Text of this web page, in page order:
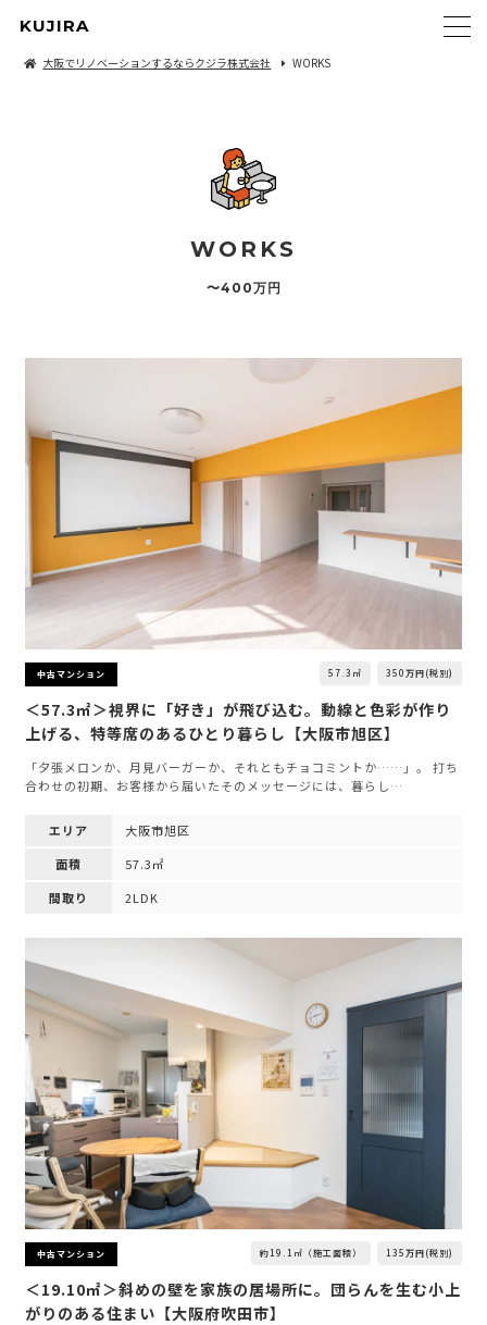
KUJIRA
大阪でリノベーションするならクジラ株式会社 WORKS
WORKS
〜400万円
中古マンション 57.3㎡ 350万円(税別)
＜57.3㎡＞視界に「好き」が飛び込む。動線と色彩が作り
上げる、特等席のあるひとり暮らし【大阪市旭区】
「夕張メロンか、月見バーガーか、それともチョコミントか……」。 打ち
合わせの初期、お客様から届いたそのメッセージには、暮らし…
エリア
大阪市旭区
面積
57.3㎡
間取り
2LDK
中古マンション 約19.1㎡（施工面積） 135万円(税別)
＜19.10㎡＞斜めの壁を家族の居場所に。団らんを生む小上
がりのある住まい【大阪府吹田市】